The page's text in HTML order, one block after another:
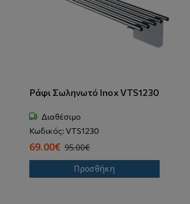
Ράφι Σωληνωτό Inox VTS1230
Διαθέσιμο
Κωδικός: VTS1230
69.00€ 95.00€
Προσθήκη